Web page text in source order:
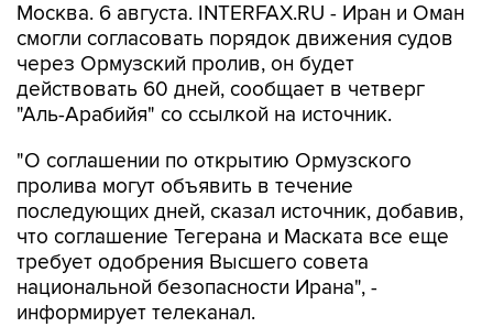
Москва. 6 августа. INTERFAX.RU - Иран и Оман
смогли согласовать порядок движения судов
через Ормузский пролив, он будет
действовать 60 дней, сообщает в четверг
"Аль-Арабийя" со ссылкой на источник.
"О соглашении по открытию Ормузского
пролива могут объявить в течение
последующих дней, сказал источник, добавив,
что соглашение Тегерана и Маската все еще
требует одобрения Высшего совета
национальной безопасности Ирана", -
информирует телеканал.